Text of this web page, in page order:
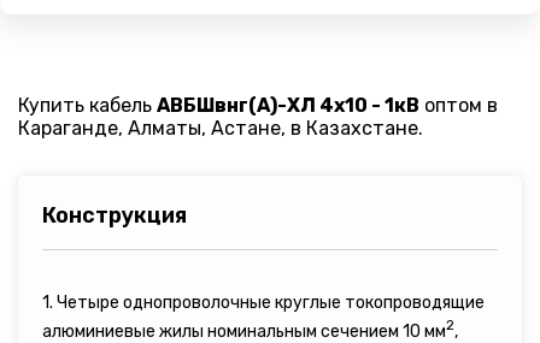
Купить кабель АВБШвнг(A)-ХЛ 4х10 - 1кВ оптом в
Караганде, Алматы, Астане, в Казахстане.
Конструкция
1. Четыре однопроволочные круглые токопроводящие
алюминиевые жилы номинальным сечением 10 мм2,